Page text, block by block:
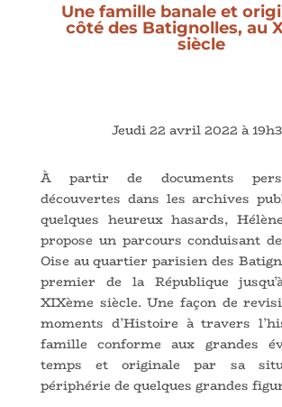
Une famille banale et
côté des Batignolles, au
siècle
Jeudi 22 avril 2022 à
À partir de documents
découvertes dans les archives
quelques heureux hasards,
propose un parcours conduisant
Oise au quartier parisien des
premier de la République
XIXème siècle. Une façon de
moments d’Histoire à travers
famille conforme aux grandes
temps et originale par sa
périphérie de quelques grandes